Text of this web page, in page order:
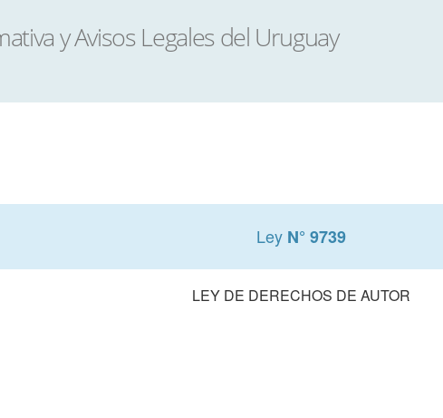
Ley N° 9739
LEY DE DERECHOS DE AUTOR